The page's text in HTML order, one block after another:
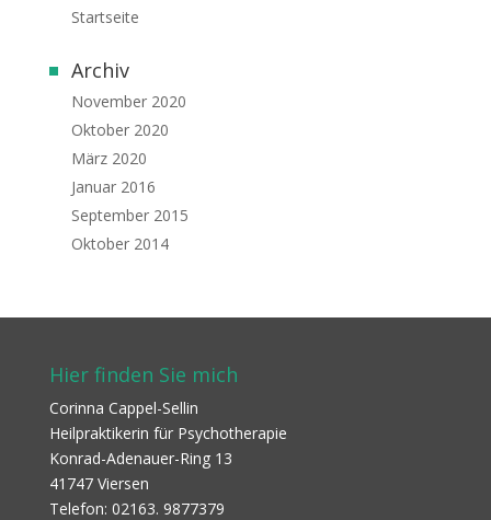
Startseite
Archiv
November 2020
Oktober 2020
März 2020
Januar 2016
September 2015
Oktober 2014
Hier finden Sie mich
Corinna Cappel-Sellin
Heilpraktikerin für Psychotherapie
Konrad-Adenauer-Ring 13
41747 Viersen
Telefon: 02163. 9877379